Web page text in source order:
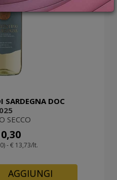
SARDEGNA DOC
SECCO
- € 13,73/lt.
AGGIUNGI